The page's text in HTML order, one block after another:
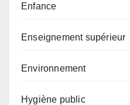
Enfance
Enseignement supérieur
Environnement
Hygiène public